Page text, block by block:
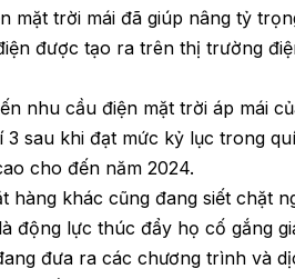
mặt trời mái đã giúp nâng tỷ
được tạo ra trên thị trường
nhu cầu điện mặt trời áp mái
sau khi đạt mức kỷ lục trong
cho đến năm 2024.
hàng khác cũng đang siết chặt
động lực thúc đẩy họ cố gắng
đưa ra các chương trình và